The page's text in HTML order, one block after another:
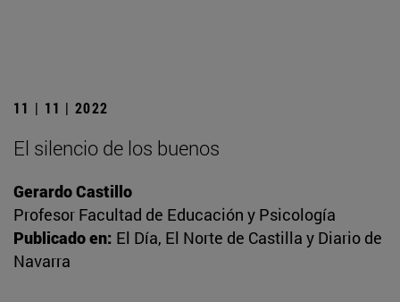
11 | 11 | 2022
El silencio de los buenos
Gerardo Castillo
Profesor Facultad de Educación y Psicología
Publicado en: El Día, El Norte de Castilla y Diario de
Navarra